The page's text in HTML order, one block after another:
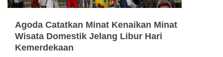
Agoda Catatkan Minat Kenaikan Minat
Wisata Domestik Jelang Libur Hari
Kemerdekaan